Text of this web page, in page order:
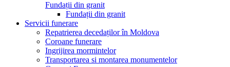
Fundații din granit
Fundații din granit
Servicii funerare
Repatrierea decedaților în Moldova
Coroane funerare
Ingrijirea mormintelor
Transportarea si montarea monumentelor